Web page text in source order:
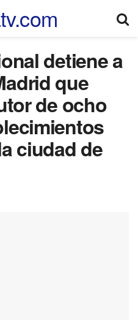
detiene a
que
de ocho
ciudad de